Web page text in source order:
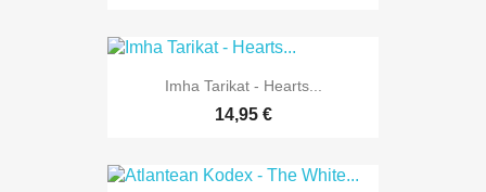
Imha Tarikat - Hearts...
14,95 €